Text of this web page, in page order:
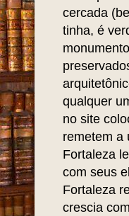
cercada
tinha, é
qualquer
no site
remetem a
Fortaleza
com seus
Fortaleza
crescia